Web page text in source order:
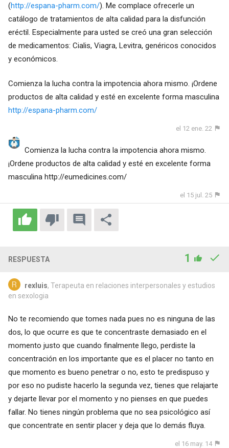
(http://espana-pharm.com/). Me complace ofrecerle un
catálogo de tratamientos de alta calidad para la disfunción
eréctil. Especialmente para usted se creó una gran selección
de medicamentos: Cialis, Viagra, Levitra, genéricos conocidos
y económicos.
Comienza la lucha contra la impotencia ahora mismo. ¡Ordene
productos de alta calidad y esté en excelente forma masculina
http://espana-pharm.com/
el 12 ene. 22
Comienza la lucha contra la impotencia ahora mismo.
¡Ordene productos de alta calidad y esté en excelente forma
masculina http://eumedicines.com/
el 15 jul. 25
RESPUESTA 1
rexluis, Terapeuta en relaciones interpersonales y estudios
en sexologia
No te recomiendo que tomes nada pues no es ninguna de las
dos, lo que ocurre es que te concentraste demasiado en el
momento justo que cuando finalmente llego, perdiste la
concentración en los importante que es el placer no tanto en
que momento es bueno penetrar o no, esto te predispuso y
por eso no pudiste hacerlo la segunda vez, tienes que relajarte
y dejarte llevar por el momento y no pienses en que puedes
fallar. No tienes ningún problema que no sea psicológico así
que concentrate en sentir placer y deja que lo demás fluya.
el 16 may. 14